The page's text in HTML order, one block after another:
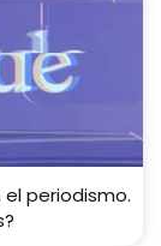
el periodismo.